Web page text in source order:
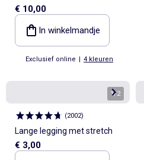
(ekstract)
€ 10,00
In winkelmandje
Exclusief online | 4 kleuren
1/2
(2002)
Lange legging met stretch
€ 3,00